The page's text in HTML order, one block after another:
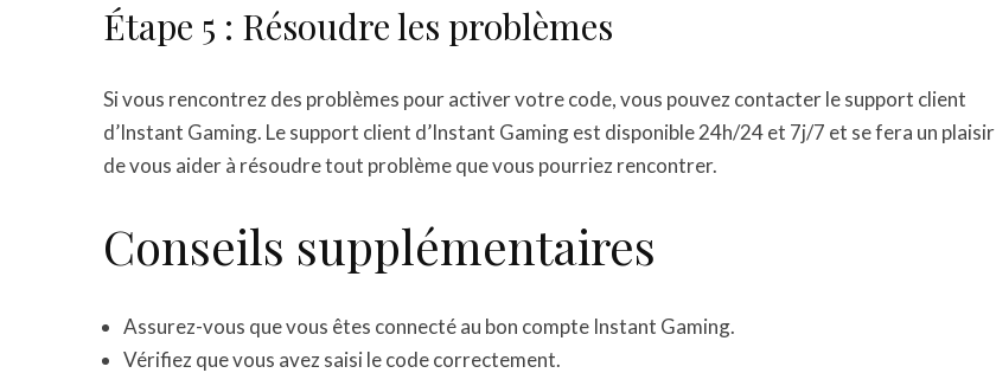
Étape 5 : Résoudre les problèmes
Si vous rencontrez des problèmes pour activer votre code, vous pouvez contacter le support client
d’Instant Gaming. Le support client d’Instant Gaming est disponible 24h/24 et 7j/7 et se fera un plaisir
de vous aider à résoudre tout problème que vous pourriez rencontrer.
Conseils supplémentaires
Assurez-vous que vous êtes connecté au bon compte Instant Gaming.
Vérifiez que vous avez saisi le code correctement.